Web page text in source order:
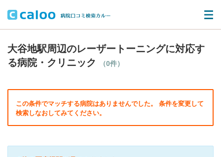
大谷地駅周辺のレーザートーニングに対応す
る病院・クリニック
（0件）
この条件でマッチする病院はありませんでした。 条件を変更して
検索しなおしてみてください。